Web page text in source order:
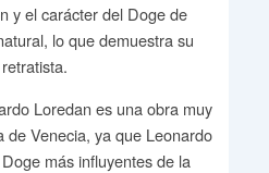
y el carácter del Doge de
lo que demuestra su
Loredan es una obra muy
de Venecia, ya que Leonardo
más influyentes de la